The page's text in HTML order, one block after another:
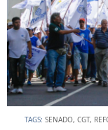
TAGS: SENADO, CGT,